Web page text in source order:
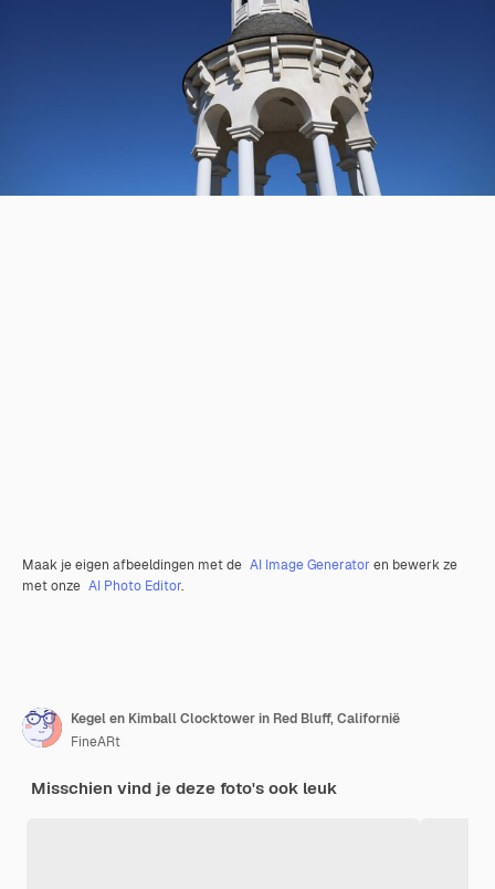
Maak je eigen afbeeldingen met de AI Image Generator en bewerk ze
met onze AI Photo Editor.
Kegel en Kimball Clocktower in Red Bluff, Californië
FineARt
Misschien vind je deze foto's ook leuk